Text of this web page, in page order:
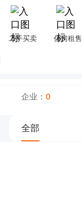
二手买卖 住房租售
企业： 0
全部